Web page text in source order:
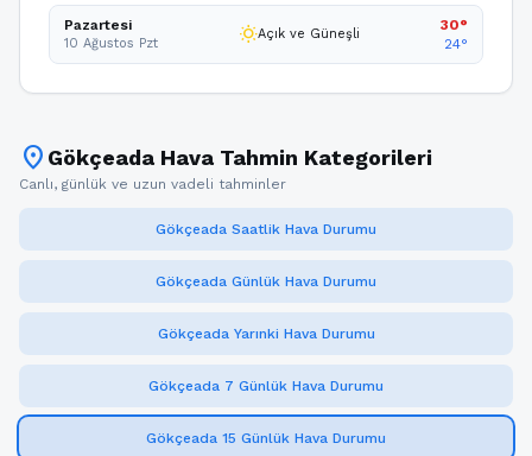
Pazartesi
10 Ağustos Pzt wb_sunnyAçık ve Güneşli
30°
24°
location_on Gökçeada Hava Tahmin Kategorileri
Canlı, günlük ve uzun vadeli tahminler
Gökçeada Saatlik Hava Durumu
Gökçeada Günlük Hava Durumu
Gökçeada Yarınki Hava Durumu
Gökçeada 7 Günlük Hava Durumu
Gökçeada 15 Günlük Hava Durumu